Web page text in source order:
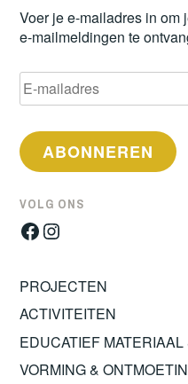
Voer je e-mailadres in om
e-mailmeldingen te
E-
mailadres
ABONNEREN
VOLG ONS
Facebook
Instagram
PROJECTEN
ACTIVITEITEN
EDUCATIEF
VORMING &